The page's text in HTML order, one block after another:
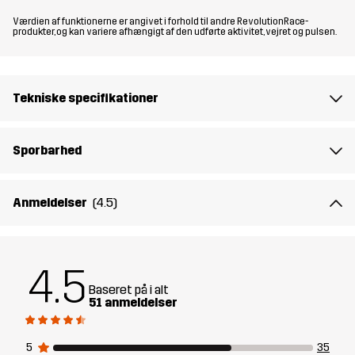
Materiale 1
100% Polyester
Mesh 100% Polyester
For
Åndbarhed: 20 000 g/m²/24h
Designet til
Værdien af funktionerne er angivet i forhold til andre RevolutionRace-
produkter, og kan variere afhængigt af den udførte aktivitet, vejret og pulsen.
Tekniske specifikationer
Sporbarhed
Anmeldelser (4.5)
4.5 Baseret på i alt
51 anmeldelser
5
35